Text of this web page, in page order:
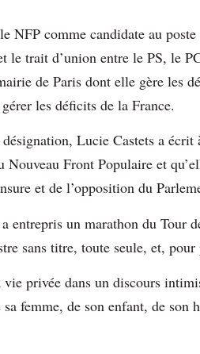
NFP comme candidate au
le trait d’union entre le PS, le
de Paris dont elle gère les
les déficits de la France.
Lucie Castets a
Nouveau Front Populaire et
et de l’opposition du
entrepris un marathon du Tour
sans titre, toute seule, et,
vie privée dans un discours
femme, de son enfant, de